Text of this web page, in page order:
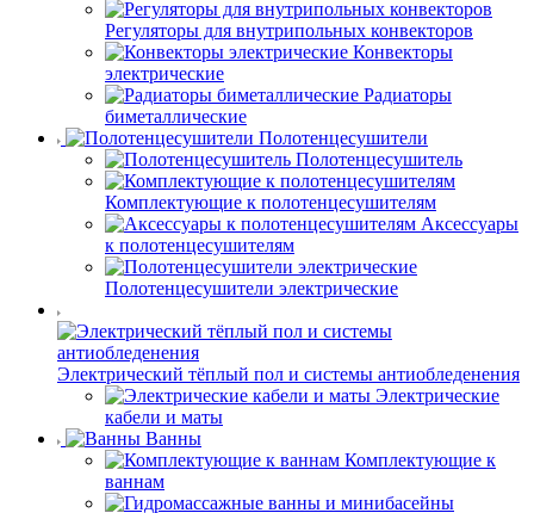
Регуляторы для внутрипольных конвекторов
Конвекторы
электрические
Радиаторы
биметаллические
Полотенцесушители
Полотенцесушитель
Комплектующие к полотенцесушителям
Аксессуары
к полотенцесушителям
Полотенцесушители электрические
Электрический тёплый пол и системы антиобледенения
Электрические
кабели и маты
Ванны
Комплектующие к
ваннам